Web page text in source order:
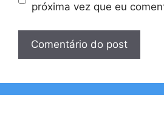
próxima vez que eu